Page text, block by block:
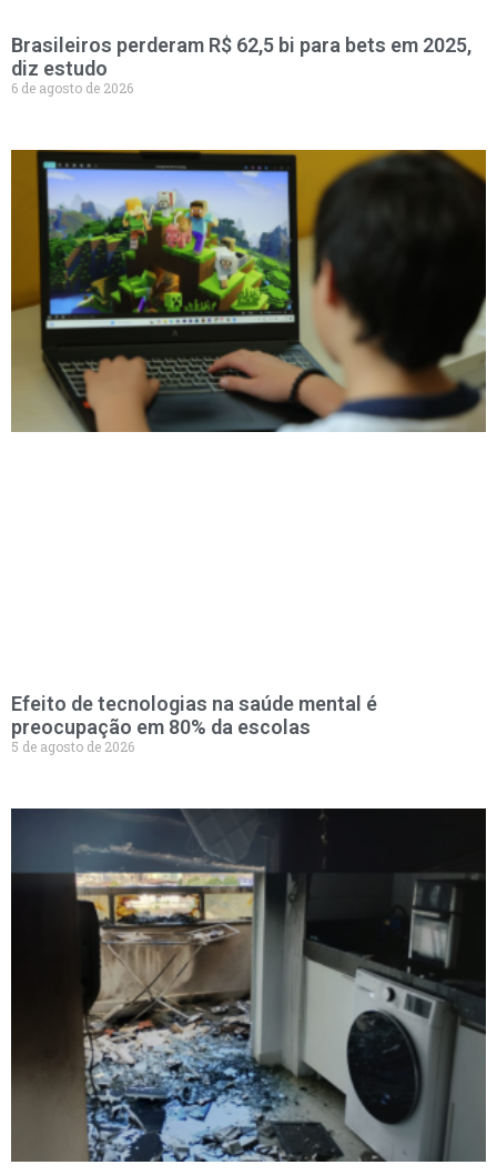
Brasileiros perderam R$ 62,5 bi para bets em 2025,
diz estudo
6 de agosto de 2026
Efeito de tecnologias na saúde mental é
preocupação em 80% da escolas
5 de agosto de 2026